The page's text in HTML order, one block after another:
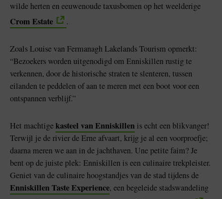
wilde herten en eeuwenoude taxusbomen op het weelderige
Crom Estate .
Zoals Louise van Fermanagh Lakelands Tourism opmerkt:
“Bezoekers worden uitgenodigd om Enniskillen rustig te
verkennen, door de historische straten te slenteren, tussen
eilanden te peddelen of aan te meren met een boot voor een
ontspannen verblijf.”
Het machtigekasteel van Enniskillen is echt een blikvanger!
Terwijl je de rivier de Erne afvaart, krijg je al een voorproefje;
daarna meren we aan in de jachthaven. Une petite faim? Je
bent op de juiste plek: Enniskillen is een culinaire trekpleister.
Geniet van de culinaire hoogstandjes van de stad tijdens de
Enniskillen Taste Experience, een begeleide stadswandeling